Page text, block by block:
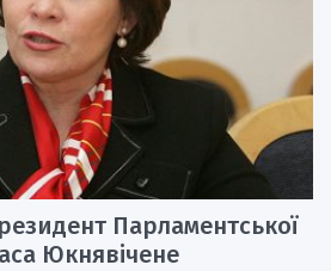
Парламентської
Юкнявічене